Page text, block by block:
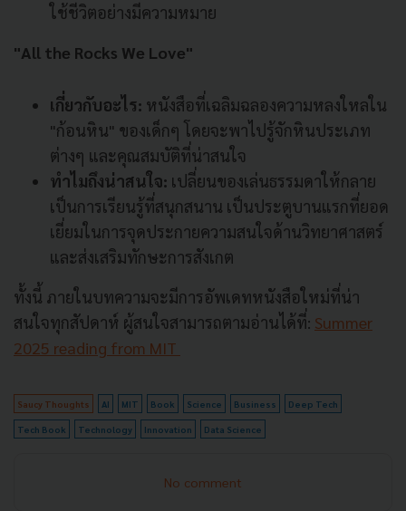
ใช้ชีวิตอย่างมีความหมาย
"All the Rocks We Love"
เกี่ยวกับอะไร: หนังสือที่เฉลิมฉลองความหลงใหลใน
"ก้อนหิน" ของเด็กๆ โดยจะพาไปรู้จักหินประเภท
ต่างๆ และคุณสมบัติที่น่าสนใจ
ทำไมถึงน่าสนใจ: เปลี่ยนของเล่นธรรมดาให้กลาย
เป็นการเรียนรู้ที่สนุกสนาน เป็นประตูบานแรกที่ยอด
เยี่ยมในการจุดประกายความสนใจด้านวิทยาศาสตร์
และส่งเสริมทักษะการสังเกต
ทั้งนี้ ภายในบทความจะมีการอัพเดทหนังสือใหม่ที่น่า
สนใจทุกสัปดาห์ ผู้สนใจสามารถตามอ่านได้ที่: Summer
2025 reading from MIT
Saucy Thoughts AI MIT Book Science Business Deep Tech
Tech Book Technology Innovation Data Science
No comment